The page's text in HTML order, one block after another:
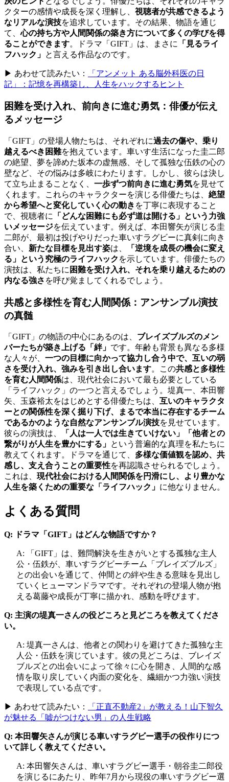
クターの感情や成長を深く理解し、 視聴者が共感できるよう
なリアルな演技を追求しています。その結果、物語を通じ
て、心の持ち方や人間関係の築き方について多くの学びを得
ることができます。ドラマ「GIFT」は、まさに
「見るライ
フハック」 と言える作品なのです。
▶ あわせて読みたい：
「アンメット ある脳外科医の日
記」：記憶を再構築し、人生をハックするヒント
困難を受け入れ、前向きに進む勇気：俳優が伝え
るメッセージ
「GIFT」の登場人物たちは、それぞれに過去の傷や、乗り
越えるべき困難を抱えています。車いす生活になった圭二郎
の絶望、夢を諦めた坂本の虚無感、そして孤独な伍鉄の心の
壁など、その悩みは多岐にわたります。しかし、彼らは決し
て立ち止まることなく、 一歩ずつ前向きに進む勇気を見せて
くれます。これらのキャラクターを演じる俳優たちは、 絶望
から希望へと変化していく心の動き を丁寧に表現すること
で、視聴者に
「どんな困難にも必ず道は開ける」という力強
いメッセージを伝えています。例えば、本田響矢が演じる圭
二郎が、最初は投げやりだった車いすラグビーに真剣に向き
合い、 新たな目標を見出す姿は、
「逆境を成長の機会に変え
る」という究極のライフハック を示しています。俳優たちの
演技は、私たちに 困難を受け入れ、それを乗り越えるための
内なる強さ を呼び覚ましてくれるでしょう。
共感と多様性を育む人間関係：アンサンブル演技
の真髄
「GIFT」の物語の中心にあるのは、 ブレイズブルズのメン
バーたちが築き上げる「絆」 です。年齢も背景も異なる多様
な人々が、 一つの目標に向かって協力し合う中で、互いの弱
さを受け入れ、強みを引き出し合います。この共感と多様性
を育む人間関係は、現代社会において最も必要としている
「ライフハック」の一つと言えるでしょう。堤真一、本田響
矢、玉森裕太をはじめとする俳優たちは、 互いのキャラクタ
ーとの関係性を深く掘り下げ、まるで本当に存在するチーム
であるかのような自然なアンサンブル演技を見せています。
彼らの演技は、
「人は一人では生きていけない」「他者との
繋がりが人生を豊かにする」 という普遍的な真理を私たちに
教えてくれます。ドラマを通じて、 多様な価値観を認め、共
感し、支え合うことの重要性を再認識させられるでしょう。
これは、 現代社会における人間関係を円滑にし、より豊かな
人生を築くための重要な「ライフハック」 に他なりません。
よくある質問
Q: ドラマ「GIFT」はどんな物語ですか？
A: 「GIFT」は、難問解決を生きがいとする孤独な主人
公・伍鉄が、車いすラグビーチーム「ブレイズブルズ」
との出会いを通じて、仲間との絆や生きる意味を見出し
ていくヒューマンドラマです。それぞれの登場人物が抱
える葛藤や成長が丁寧に描かれ、感動を呼びます。
Q: 主演の堤真一さんの役どころと見どころを教えてくださ
い。
A: 堤真一さんは、他者との関わりを避けてきた孤独な主
人公・伍鉄を演じています。彼の見どころは、ブレイズ
ブルズとの出会いによって徐々に心を開き、人間的な感
情を取り戻していく内面の変化を、繊細かつ力強い演技
で表現している点です。
▶ あわせて読みたい：
「正直不動産2」が教える！山下智久
が魅せる「嘘がつけない男」の人生戦略
Q: 本田響矢さんが演じる車いすラグビー選手の役作りにつ
いて詳しく教えてください。
A: 本田響矢さんは、車いすラグビー選手・朝谷圭二郎役
を演じるにあたり、昨年7月から現役の車いすラグビー選